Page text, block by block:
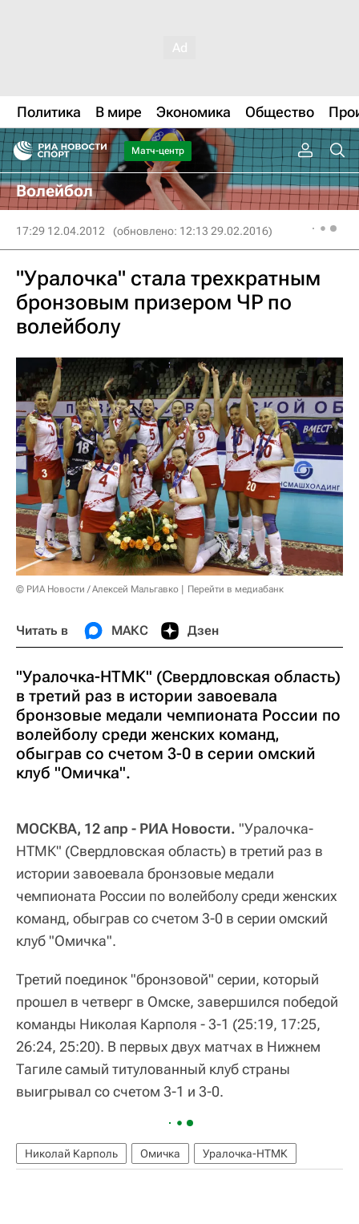
Политика В мире Экономика Общество
Матч-центр
Волейбол
17:29 12.04.2012 (обновлено: 12:13 29.02.2016)
"Уралочка" стала трехкратным
бронзовым призером ЧР по
волейболу
© РИА Новости / Алексей Мальгавко Перейти в медиабанк
Читать в МАКС Дзен
"Уралочка-НТМК" (Свердловская область)
в третий раз в истории завоевала
бронзовые медали чемпионата России по
волейболу среди женских команд,
обыграв со счетом 3-0 в серии омский
клуб "Омичка".
МОСКВА, 12 апр - РИА Новости. "Уралочка-
НТМК" (Свердловская область) в третий раз в
истории завоевала бронзовые медали
чемпионата России по волейболу среди женских
команд, обыграв со счетом 3-0 в серии омский
клуб "Омичка".
Третий поединок "бронзовой" серии, который
прошел в четверг в Омске, завершился победой
команды Николая Карполя - 3-1 (25:19, 17:25,
26:24, 25:20). В первых двух матчах в Нижнем
Тагиле самый титулованный клуб страны
выигрывал со счетом 3-1 и 3-0.
Николай Карполь Омичка Уралочка-НТМК